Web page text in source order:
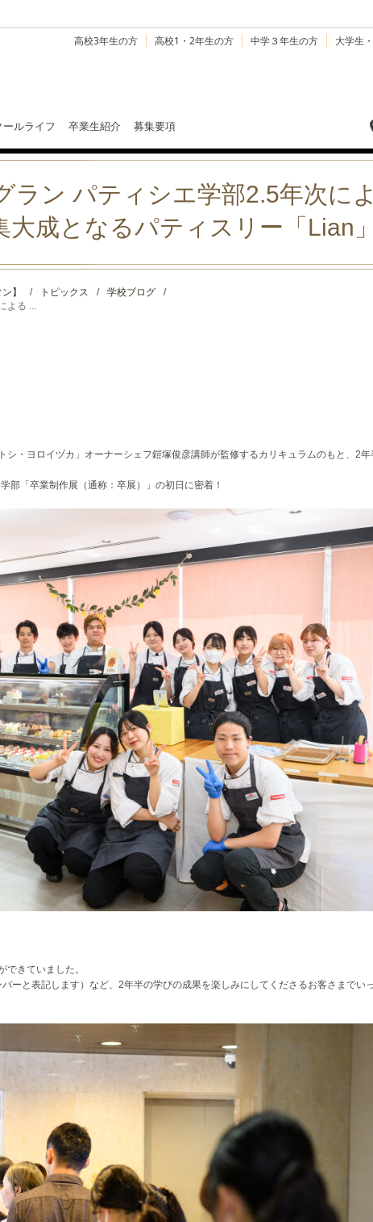
高校3年生の方 高校1・2年生の方 中学３年生の方 大学生
ールライフ 卒業生紹介 募集要項
ラン パティシエ学部2.5年次に
大成となるパティスリー「Lian
】 / トピックス / 学校ブログ
/
よる ...
シ・ヨロイヅカ」オーナーシェフ鎧塚俊彦講師が監修するカリキュラムのもと、2年
部「卒業制作展（通称：卒展）」の初日に密着！
きていました。
ーと表記します）など、2年半の学びの成果を楽しみにしてくださるお客さまでい